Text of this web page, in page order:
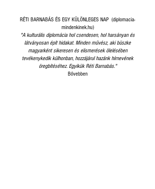
RÉTI BARNABÁS ÉS EGY KÜLÖNLEGES NAP (diplomacia-
mindenkinek.hu)
"A kulturális diplomácia hol csendesen, hol harsányan és
látványosan épít hidakat. Minden művész, aki büszke
magyarként sikeresen és elismerések ölelésében
tevékenykedik külhonban, hozzájárul hazánk hírnevének
öregbítéséhez. Egyikük Réti Barnabás."
Bővebben